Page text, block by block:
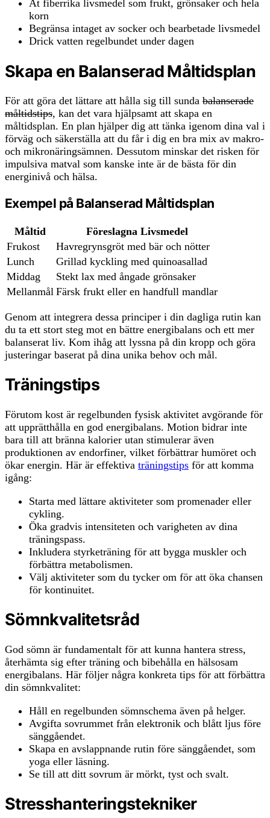
Ät fiberrika livsmedel som frukt, grönsaker och hela
korn
Begränsa intaget av socker och bearbetade livsmedel
Drick vatten regelbundet under dagen
Skapa en Balanserad Måltidsplan
För att göra det lättare att hålla sig till sunda balanserade
måltidstips, kan det vara hjälpsamt att skapa en
måltidsplan. En plan hjälper dig att tänka igenom dina val i
förväg och säkerställa att du får i dig en bra mix av makro-
och mikronäringsämnen. Dessutom minskar det risken för
impulsiva matval som kanske inte är de bästa för din
energinivå och hälsa.
Exempel på Balanserad Måltidsplan
Måltid
Föreslagna Livsmedel
Frukost
Havregrynsgröt med bär och nötter
Lunch
Grillad kyckling med quinoasallad
Middag
Stekt lax med ångade grönsaker
Mellanmål Färsk frukt eller en handfull mandlar
Genom att integrera dessa principer i din dagliga rutin kan
du ta ett stort steg mot en bättre energibalans och ett mer
balanserat liv. Kom ihåg att lyssna på din kropp och göra
justeringar baserat på dina unika behov och mål.
Träningstips
Förutom kost är regelbunden fysisk aktivitet avgörande för
att upprätthålla en god energibalans. Motion bidrar inte
bara till att bränna kalorier utan stimulerar även
produktionen av endorfiner, vilket förbättrar humöret och
ökar energin. Här är effektiva träningstips för att komma
igång:
Starta med lättare aktiviteter som promenader eller
cykling.
Öka gradvis intensiteten och varigheten av dina
träningspass.
Inkludera styrketräning för att bygga muskler och
förbättra metabolismen.
Välj aktiviteter som du tycker om för att öka chansen
för kontinuitet.
Sömnkvalitetsråd
God sömn är fundamentalt för att kunna hantera stress,
återhämta sig efter träning och bibehålla en hälsosam
energibalans. Här följer några konkreta tips för att förbättra
din sömnkvalitet:
Håll en regelbunden sömnschema även på helger.
Avgifta sovrummet från elektronik och blått ljus före
sänggåendet.
Skapa en avslappnande rutin före sänggåendet, som
yoga eller läsning.
Se till att ditt sovrum är mörkt, tyst och svalt.
Stresshanteringstekniker